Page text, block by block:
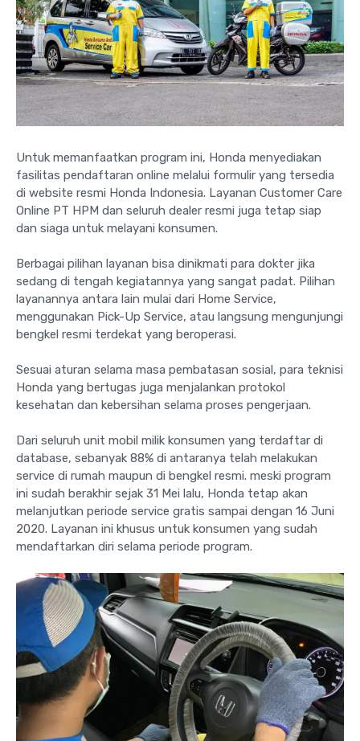
Untuk memanfaatkan program ini, Honda menyediakan
fasilitas pendaftaran online melalui formulir yang tersedia
di website resmi Honda Indonesia. Layanan Customer Care
Online PT HPM dan seluruh dealer resmi juga tetap siap
dan siaga untuk melayani konsumen.
Berbagai pilihan layanan bisa dinikmati para dokter jika
sedang di tengah kegiatannya yang sangat padat. Pilihan
layanannya antara lain mulai dari Home Service,
menggunakan Pick-Up Service, atau langsung mengunjungi
bengkel resmi terdekat yang beroperasi.
Sesuai aturan selama masa pembatasan sosial, para teknisi
Honda yang bertugas juga menjalankan protokol
kesehatan dan kebersihan selama proses pengerjaan.
Dari seluruh unit mobil milik konsumen yang terdaftar di
database, sebanyak 88% di antaranya telah melakukan
service di rumah maupun di bengkel resmi. meski program
ini sudah berakhir sejak 31 Mei lalu, Honda tetap akan
melanjutkan periode service gratis sampai dengan 16 Juni
2020. Layanan ini khusus untuk konsumen yang sudah
mendaftarkan diri selama periode program.